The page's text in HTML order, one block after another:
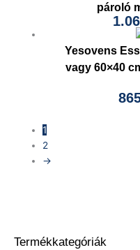
Termékkategóriák
pároló
Yesovens
vagy 60×40
1
2
→